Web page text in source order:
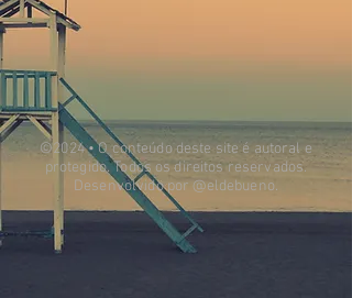
©2024 • O conteúdo deste site é autoral e
protegido. Todos os direitos reservados.
Desenvolvido por @eldebueno.